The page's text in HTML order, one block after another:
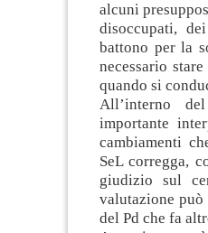
alcuni
disoccupati,
battono per la
necessario
quando si
All’interno
importante
cambiamenti
SeL corregga,
giudizio sul
valutazione può
del Pd che fa